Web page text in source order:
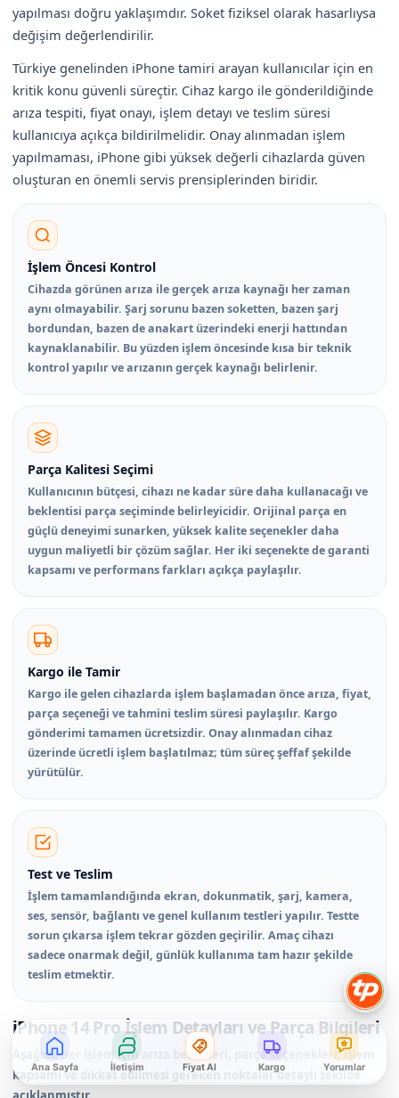
yapılması doğru yaklaşımdır. Soket fiziksel olarak hasarlıysa
değişim değerlendirilir.
Türkiye genelinden iPhone tamiri arayan kullanıcılar için en
kritik konu güvenli süreçtir. Cihaz kargo ile gönderildiğinde
arıza tespiti, fiyat onayı, işlem detayı ve teslim süresi
kullanıcıya açıkça bildirilmelidir. Onay alınmadan işlem
yapılmaması, iPhone gibi yüksek değerli cihazlarda güven
oluşturan en önemli servis prensiplerinden biridir.
İşlem Öncesi Kontrol
Cihazda görünen arıza ile gerçek arıza kaynağı her zaman
aynı olmayabilir. Şarj sorunu bazen soketten, bazen şarj
bordundan, bazen de anakart üzerindeki enerji hattından
kaynaklanabilir. Bu yüzden işlem öncesinde kısa bir teknik
kontrol yapılır ve arızanın gerçek kaynağı belirlenir.
Parça Kalitesi Seçimi
Kullanıcının bütçesi, cihazı ne kadar süre daha kullanacağı ve
beklentisi parça seçiminde belirleyicidir. Orijinal parça en
güçlü deneyimi sunarken, yüksek kalite seçenekler daha
uygun maliyetli bir çözüm sağlar. Her iki seçenekte de garanti
kapsamı ve performans farkları açıkça paylaşılır.
Kargo ile Tamir
Kargo ile gelen cihazlarda işlem başlamadan önce arıza, fiyat,
parça seçeneği ve tahmini teslim süresi paylaşılır. Kargo
gönderimi tamamen ücretsizdir. Onay alınmadan cihaz
üzerinde ücretli işlem başlatılmaz; tüm süreç şeffaf şekilde
yürütülür.
Test ve Teslim
İşlem tamamlandığında ekran, dokunmatik, şarj, kamera,
ses, sensör, bağlantı ve genel kullanım testleri yapılır. Testte
sorun çıkarsa işlem tekrar gözden geçirilir. Amaç cihazı
sadece onarmak değil, günlük kullanıma tam hazır şekilde
teslim etmektir.
iPhone 14 Pro İşlem Detayları ve Parça Bilgileri
Aşağıda her işlem için arıza belirtileri, parça seçenekleri, işlem
kapsamı ve dikkat edilmesi gereken noktalar detaylı şekilde
Ana Sayfa İletişim Fiyat Al Kargo Yorumlar